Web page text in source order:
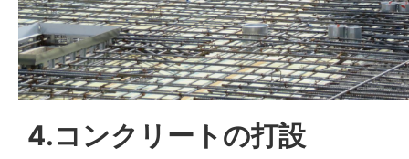
4.コンクリートの打設